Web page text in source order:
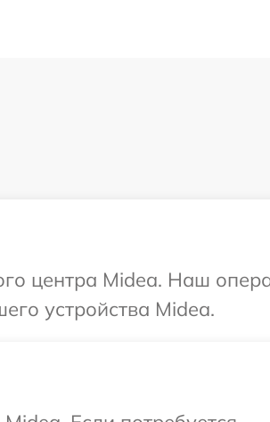
центра Midea. Наш
устройства Midea.